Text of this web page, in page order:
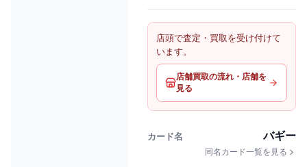
店頭で査定・買取を受け付けて
います。
店舗買取の流れ・店舗を
見る
カード名 バギー
同名カード一覧を見る